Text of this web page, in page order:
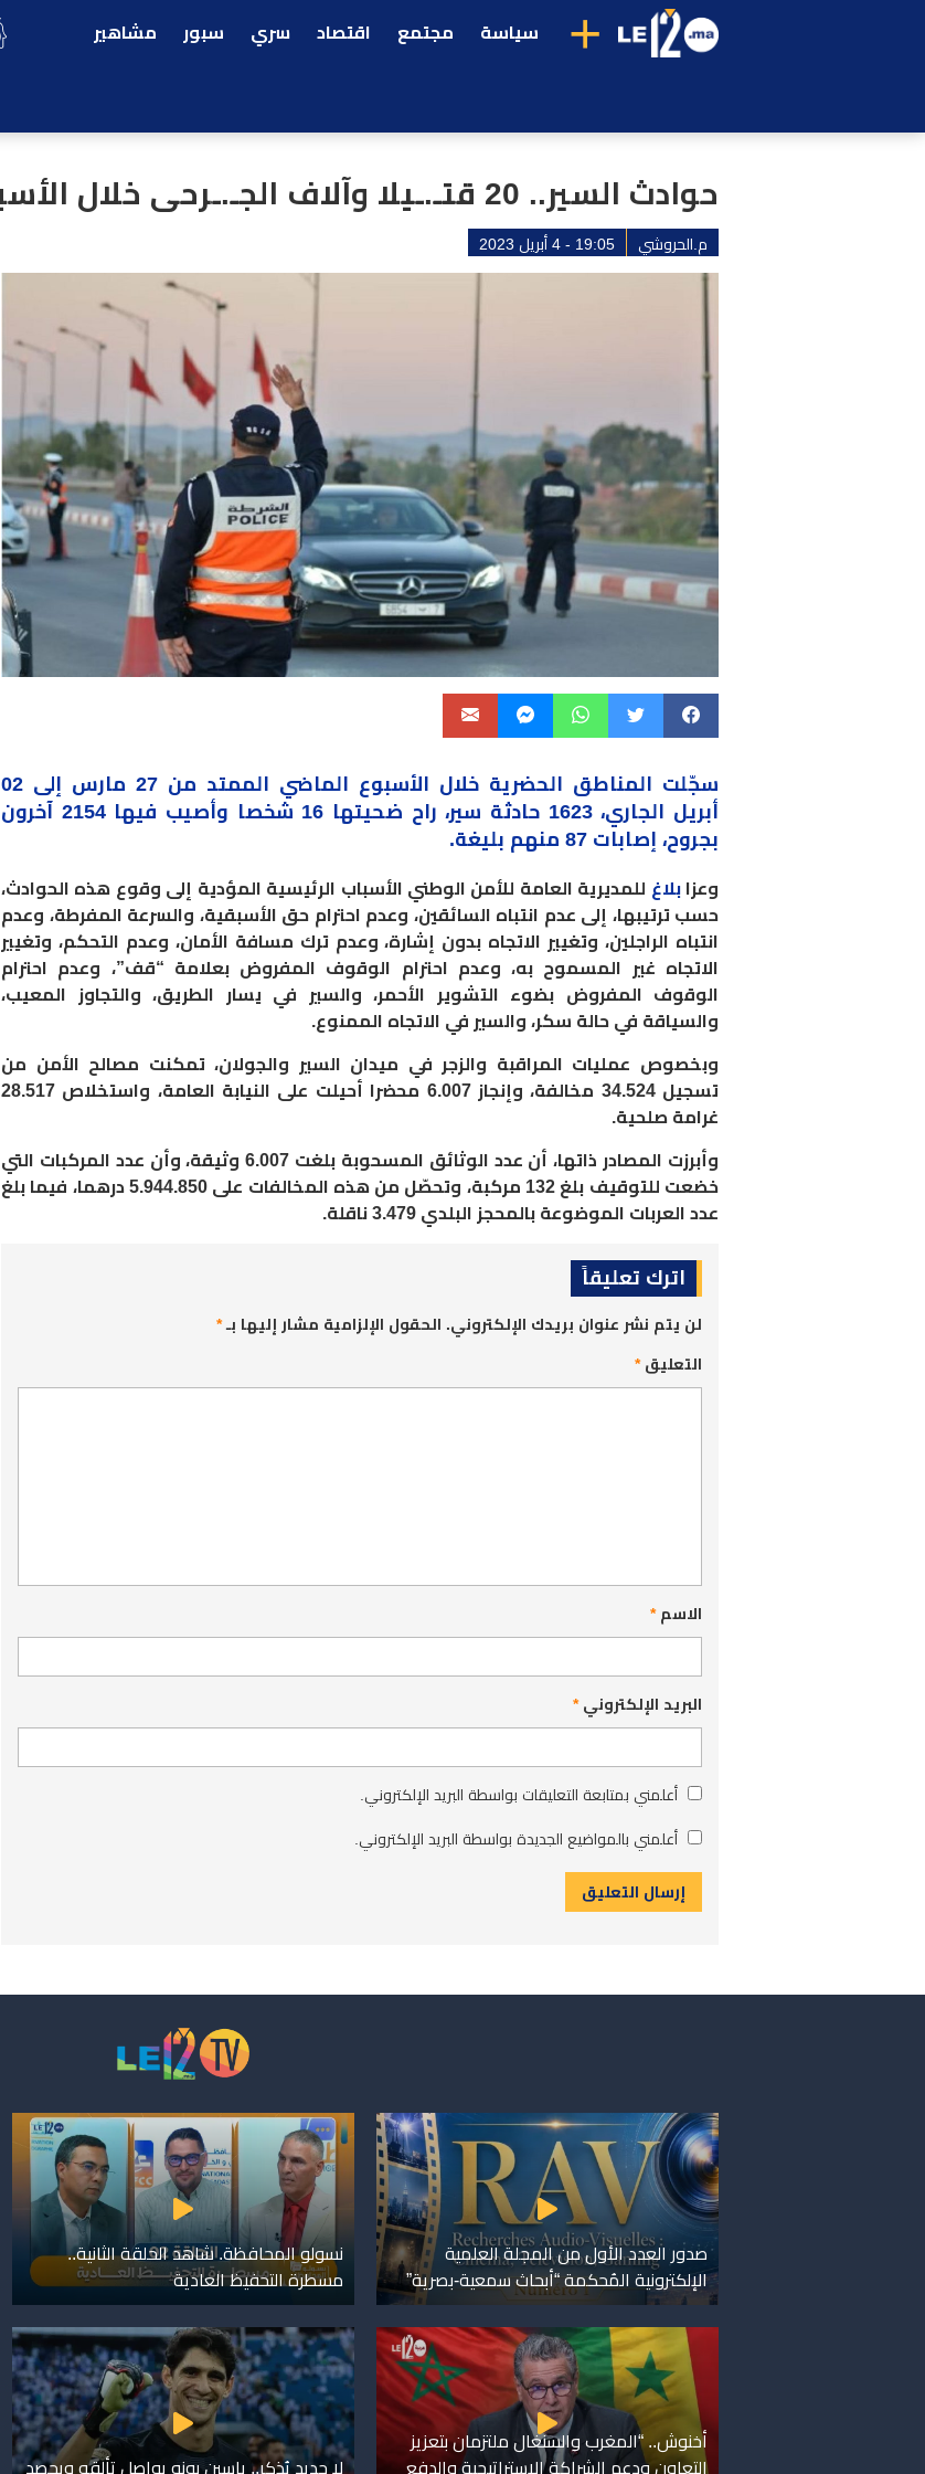
+ سياسة مجتمع اقتصاد سري سبور مشاهير
حوادث السير.. 20 قتـ.ـيلا وآلاف الجـ.ـرحى خلال الأسبوع الأخير
م.الحروشي 19:05 - 4 أبريل 2023
سجّلت المناطق
الحضرية خلال الأسبوع الماضي الممتد من 27 مارس إلى 02
أبريل الجاري، 1623 حادثة سير، راح ضحيتها 16 شخصا وأصيب فيها 2154 آخرون
بجروح، إصابات 87 منهم بليغة.
وعزابلاغ للمديرية العامة للأمن الوطني الأسباب الرئيسية المؤدية إلى وقوع هذه الحوادث،
حسب ترتيبها، إلى عدم انتباه السائقين، وعدم احترام حق الأسبقية، والسرعة المفرطة، وعدم
انتباه الراجلين، وتغيير الاتجاه بدون إشارة، وعدم ترك مسافة الأمان، وعدم التحكم، وتغيير
الاتجاه غير المسموح به، وعدم احترام الوقوف المفروض بعلامة “قف”، وعدم احترام
الوقوف المفروض بضوء التشوير الأحمر، والسير في يسار الطريق، والتجاوز المعيب،
والسياقة في حالة سكر، والسير في الاتجاه الممنوع.
وبخصوص عمليات المراقبة والزجر في ميدان السير والجولان، تمكنت مصالح الأمن من
تسجيل 34.524 مخالفة، وإنجاز 6.007 محضرا أحيلت على النيابة العامة، واستخلاص 28.517
غرامة صلحية.
وأبرزت المصادر ذاتها، أن عدد الوثائق المسحوبة بلغت 6.007 وثيقة، وأن عدد المركبات التي
خضعت للتوقيف بلغ 132 مركبة، وتحصّل من هذه المخالفات على 5.944.850 درهما، فيما بلغ
عدد العربات الموضوعة بالمحجز البلدي 3.479 ناقلة.
اترك تعليقاً
لن يتم نشر عنوان بريدك الإلكتروني. الحقول الإلزامية مشار إليها بـ*
التعليق*
الاسم*
البريد الإلكتروني*
أعلمني بمتابعة التعليقات بواسطة البريد الإلكتروني.
أعلمني بالمواضيع الجديدة بواسطة البريد الإلكتروني.
صدور العدد الأول من المجلة العلمية
الإلكترونية المُحكمة “أبحاث سمعية-بصرية”
نسولو المحافظة. شاهد الحلقة الثانية..
مسطرة التحفيظ العادية
أخنوش.. “المغرب والسنغال ملتزمان بتعزيز
التعاون ودعم الشراكة الاستراتيجية والدفع
لا جديد يُذكر.. ياسين بونو يواصل تألقه ويحصد